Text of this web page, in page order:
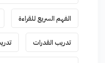
الفهم السريع للقراءة
تدريب القدرات